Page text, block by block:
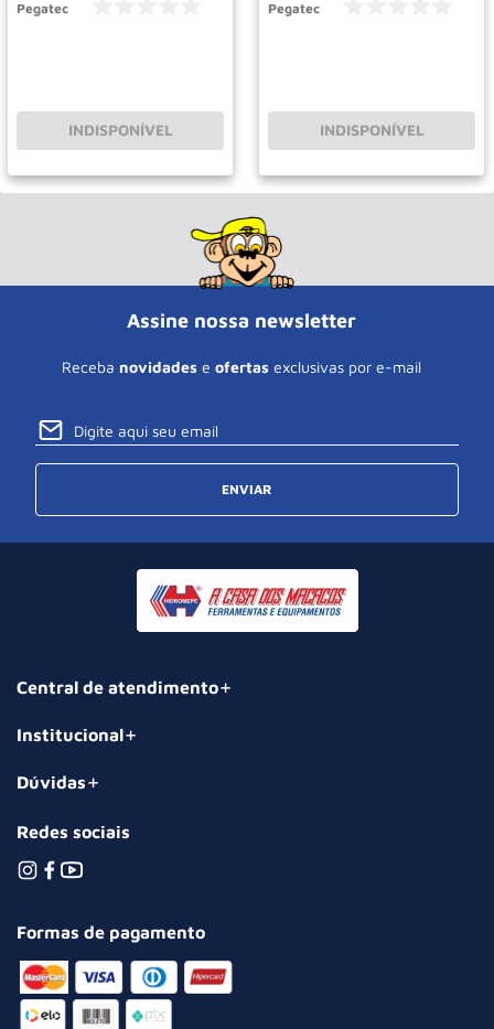
Pegatec
INDISPONÍVEL
Pegatec
INDISPONÍVEL
Assine nossa newsletter
Receba novidades e ofertas exclusivas por e-mail
ENVIAR
Central de atendimento
Institucional
Dúvidas
Redes sociais
Formas de pagamento